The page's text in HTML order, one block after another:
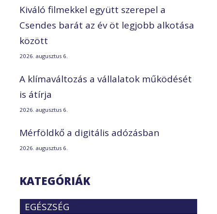
Kiváló filmekkel együtt szerepel a
Csendes barát az év öt legjobb alkotása
között
2026. augusztus 6.
A klímaváltozás a vállalatok működését
is átírja
2026. augusztus 6.
Mérföldkő a digitális adózásban
2026. augusztus 6.
KATEGÓRIÁK
EGÉSZSÉG